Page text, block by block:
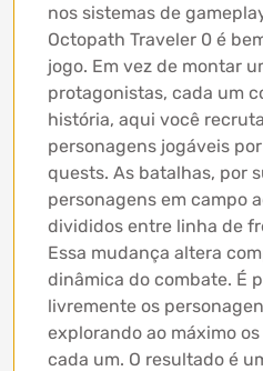
nos sistemas de
Octopath Traveler 0 é
jogo. Em vez de montar
protagonistas, cada um
história, aqui você
personagens jogáveis
quests. As batalhas, por
personagens em campo
divididos entre linha de
Essa mudança altera
dinâmica do combate. É
livremente os
explorando ao máximo
cada um. O resultado é